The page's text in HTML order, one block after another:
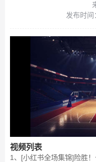
发布时
视频列表
1、[小红书全场集锦]险胜